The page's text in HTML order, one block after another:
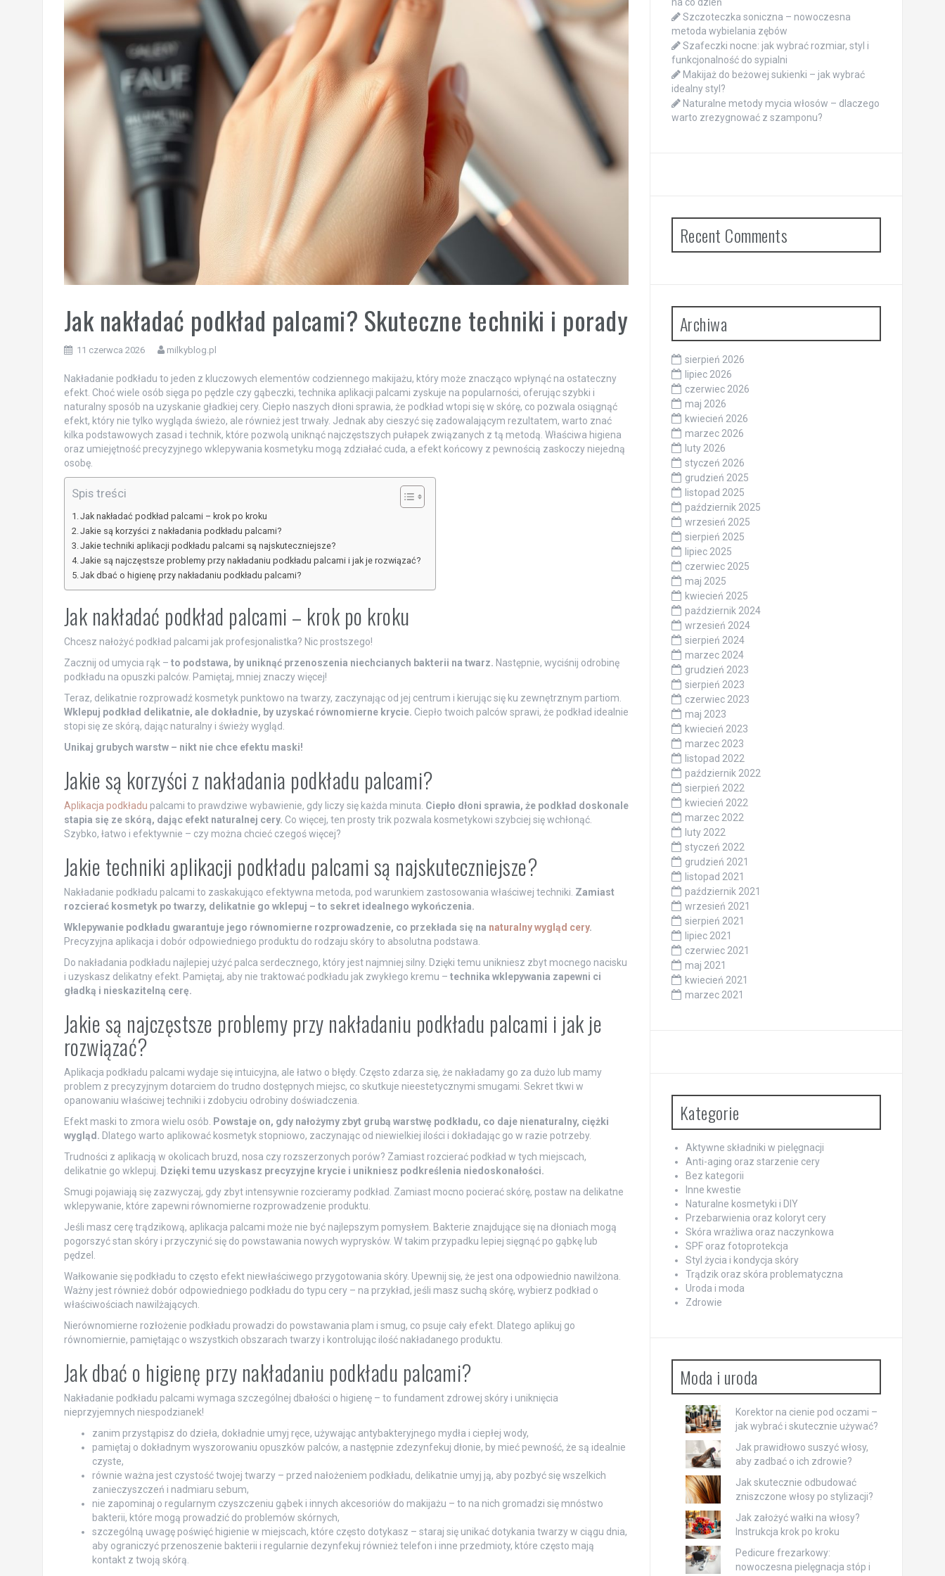
Jak nakładać podkład palcami? Skuteczne techniki i porady
11 czerwca 2026 milkyblog.pl
Nakładanie podkładu to jeden z kluczowych elementów codziennego makijażu, który może znacząco wpłynąć na ostateczny
efekt. Choć wiele osób sięga po pędzle czy gąbeczki, technika aplikacji palcami zyskuje na popularności, oferując szybki i
naturalny sposób na uzyskanie gładkiej cery. Ciepło naszych dłoni sprawia, że podkład wtopi się w skórę, co pozwala osiągnąć
efekt, który nie tylko wygląda świeżo, ale również jest trwały. Jednak aby cieszyć się zadowalającym rezultatem, warto znać
kilka podstawowych zasad i technik, które pozwolą uniknąć najczęstszych pułapek związanych z tą metodą. Właściwa higiena
oraz umiejętność precyzyjnego wklepywania kosmetyku mogą zdziałać cuda, a efekt końcowy z pewnością zaskoczy niejedną
osobę.
Spis treści
Jak nakładać podkład palcami – krok po kroku
Jakie są korzyści z nakładania podkładu palcami?
Jakie techniki aplikacji podkładu palcami są najskuteczniejsze?
Jakie są najczęstsze problemy przy nakładaniu podkładu palcami i jak je rozwiązać?
Jak dbać o higienę przy nakładaniu podkładu palcami?
Jak nakładać podkład palcami – krok po kroku
Chcesz nałożyć podkład palcami jak profesjonalistka? Nic prostszego!
Zacznij od umycia rąk – to podstawa, by uniknąć przenoszenia niechcianych bakterii na twarz. Następnie, wyciśnij odrobinę
podkładu na opuszki palców. Pamiętaj, mniej znaczy więcej!
Teraz, delikatnie rozprowadź kosmetyk punktowo na twarzy, zaczynając od jej centrum i kierując się ku zewnętrznym partiom.
Wklepuj podkład delikatnie, ale dokładnie, by uzyskać równomierne krycie. Ciepło twoich palców sprawi, że podkład idealnie
stopi się ze skórą, dając naturalny i świeży wygląd.
Unikaj grubych warstw – nikt nie chce efektu maski!
Jakie są korzyści z nakładania podkładu palcami?
Aplikacja podkładu palcami to prawdziwe wybawienie, gdy liczy się każda minuta. Ciepło dłoni sprawia, że podkład doskonale
stapia się ze skórą, dając efekt naturalnej cery. Co więcej, ten prosty trik pozwala kosmetykowi szybciej się wchłonąć.
Szybko, łatwo i efektywnie – czy można chcieć czegoś więcej?
Jakie techniki aplikacji podkładu palcami są najskuteczniejsze?
Nakładanie podkładu palcami to zaskakująco efektywna metoda, pod warunkiem zastosowania właściwej techniki. Zamiast
rozcierać kosmetyk po twarzy, delikatnie go wklepuj – to sekret idealnego wykończenia.
Wklepywanie podkładu gwarantuje jego równomierne rozprowadzenie, co przekłada się na naturalny wygląd cery.
Precyzyjna aplikacja i dobór odpowiedniego produktu do rodzaju skóry to absolutna podstawa.
Do nakładania podkładu najlepiej użyć palca serdecznego, który jest najmniej silny. Dzięki temu unikniesz zbyt mocnego nacisku
i uzyskasz delikatny efekt. Pamiętaj, aby nie traktować podkładu jak zwykłego kremu – technika wklepywania zapewni ci
gładką i nieskazitelną cerę.
Jakie są najczęstsze problemy przy nakładaniu podkładu palcami i jak je
rozwiązać?
Aplikacja podkładu palcami wydaje się intuicyjna, ale łatwo o błędy. Często zdarza się, że nakładamy go za dużo lub mamy
problem z precyzyjnym dotarciem do trudno dostępnych miejsc, co skutkuje nieestetycznymi smugami. Sekret tkwi w
opanowaniu właściwej techniki i zdobyciu odrobiny doświadczenia.
Efekt maski to zmora wielu osób. Powstaje on, gdy nałożymy zbyt grubą warstwę podkładu, co daje nienaturalny, ciężki
wygląd. Dlatego warto aplikować kosmetyk stopniowo, zaczynając od niewielkiej ilości i dokładając go w razie potrzeby.
Trudności z aplikacją w okolicach bruzd, nosa czy rozszerzonych porów? Zamiast rozcierać podkład w tych miejscach,
delikatnie go wklepuj. Dzięki temu uzyskasz precyzyjne krycie i unikniesz podkreślenia niedoskonałości.
Smugi pojawiają się zazwyczaj, gdy zbyt intensywnie rozcieramy podkład. Zamiast mocno pocierać skórę, postaw na delikatne
wklepywanie, które zapewni równomierne rozprowadzenie produktu.
Jeśli masz cerę trądzikową, aplikacja palcami może nie być najlepszym pomysłem. Bakterie znajdujące się na dłoniach mogą
pogorszyć stan skóry i przyczynić się do powstawania nowych wyprysków. W takim przypadku lepiej sięgnąć po gąbkę lub
pędzel.
Wałkowanie się podkładu to często efekt niewłaściwego przygotowania skóry. Upewnij się, że jest ona odpowiednio nawilżona.
Ważny jest również dobór odpowiedniego podkładu do typu cery – na przykład, jeśli masz suchą skórę, wybierz podkład o
właściwościach nawilżających.
Nierównomierne rozłożenie podkładu prowadzi do powstawania plam i smug, co psuje cały efekt. Dlatego aplikuj go
równomiernie, pamiętając o wszystkich obszarach twarzy i kontrolując ilość nakładanego produktu.
Jak dbać o higienę przy nakładaniu podkładu palcami?
Nakładanie podkładu palcami wymaga szczególnej dbałości o higienę – to fundament zdrowej skóry i uniknięcia
nieprzyjemnych niespodzianek!
zanim przystąpisz do dzieła, dokładnie umyj ręce, używając antybakteryjnego mydła i ciepłej wody,
pamiętaj o dokładnym wyszorowaniu opuszków palców, a następnie zdezynfekuj dłonie, by mieć pewność, że są idealnie
czyste,
równie ważna jest czystość twojej twarzy – przed nałożeniem podkładu, delikatnie umyj ją, aby pozbyć się wszelkich
zanieczyszczeń i nadmiaru sebum,
nie zapominaj o regularnym czyszczeniu gąbek i innych akcesoriów do makijażu – to na nich gromadzi się mnóstwo
bakterii, które mogą prowadzić do problemów skórnych,
szczególną uwagę poświęć higienie w miejscach, które często dotykasz – staraj się unikać dotykania twarzy w ciągu dnia,
aby ograniczyć przenoszenie bakterii i regularnie dezynfekuj również telefon i inne przedmioty, które często mają
kontakt z twoją skórą.
Szczoteczka soniczna – nowoczesna
metoda wybielania zębów
Szafeczki nocne: jak wybrać rozmiar, styl i
funkcjonalność do sypialni
Makijaż do beżowej sukienki – jak wybrać
idealny styl?
Naturalne metody mycia włosów – dlaczego
warto zrezygnować z szamponu?
Recent Comments
Archiwa
sierpień 2026
lipiec 2026
czerwiec 2026
maj 2026
kwiecień 2026
marzec 2026
luty 2026
styczeń 2026
grudzień 2025
listopad 2025
październik 2025
wrzesień 2025
sierpień 2025
lipiec 2025
czerwiec 2025
maj 2025
kwiecień 2025
październik 2024
wrzesień 2024
sierpień 2024
marzec 2024
grudzień 2023
sierpień 2023
czerwiec 2023
maj 2023
kwiecień 2023
marzec 2023
listopad 2022
październik 2022
sierpień 2022
kwiecień 2022
marzec 2022
luty 2022
styczeń 2022
grudzień 2021
listopad 2021
październik 2021
wrzesień 2021
sierpień 2021
lipiec 2021
czerwiec 2021
maj 2021
kwiecień 2021
marzec 2021
Kategorie
Aktywne składniki w pielęgnacji
Anti-aging oraz starzenie cery
Bez kategorii
Inne kwestie
Naturalne kosmetyki i DIY
Przebarwienia oraz koloryt cery
Skóra wrażliwa oraz naczynkowa
SPF oraz fotoprotekcja
Styl życia i kondycja skóry
Trądzik oraz skóra problematyczna
Uroda i moda
Zdrowie
Moda i uroda
Korektor na cienie pod oczami –
jak wybrać i skutecznie używać?
Jak prawidłowo suszyć włosy,
aby zadbać o ich zdrowie?
Jak skutecznie odbudować
zniszczone włosy po stylizacji?
Jak założyć wałki na włosy?
Instrukcja krok po kroku
Pedicure frezarkowy:
nowoczesna pielęgnacja stóp i